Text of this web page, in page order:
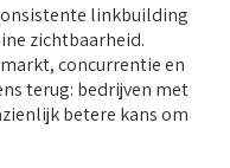
linkbuilding
zichtbaarheid.
concurrentie en
terug: bedrijven met
betere kans om